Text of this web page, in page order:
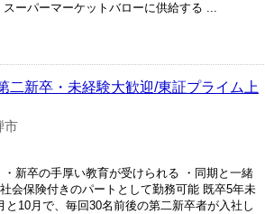
ーパーマーケットバローに供給する ...
二新卒・未経験大歓迎/東証プライム上
市
新卒の手厚い教育が受けられる ・同期と一緒
会保険付きのパートとして勤務可能 既卒5年未
10月で、毎回30名前後の第二新卒者が入社し